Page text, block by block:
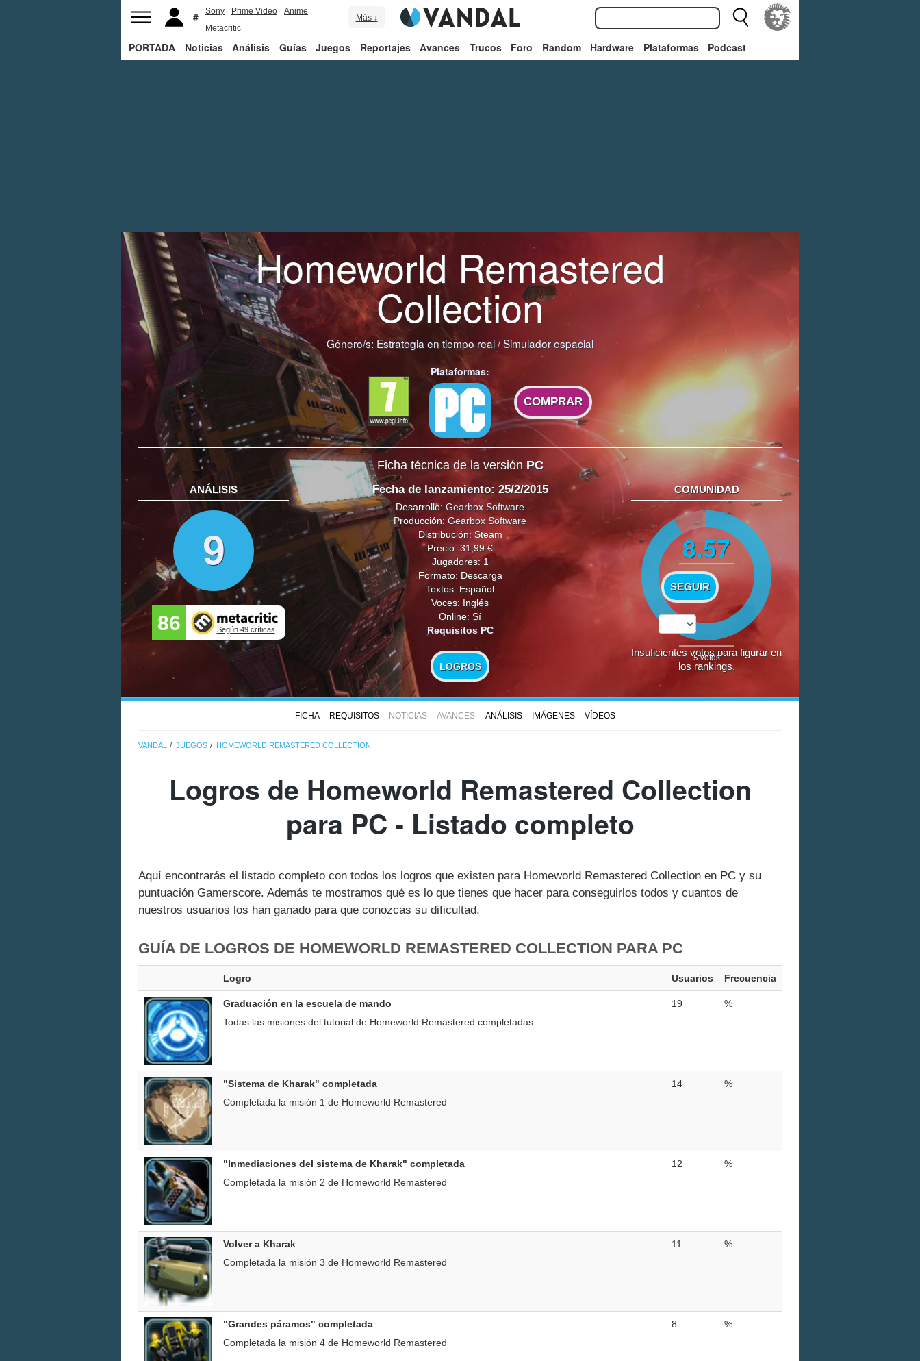
Sony Prime Video
Anime
Metacritic
Más ↓
PORTADA Noticias Análisis Guías Juegos Reportajes Avances Trucos Foro Random Hardware Plataformas Podcast
Homeworld Remastered
Collection
Género/s: Estrategia en tiempo real/Simulador espacial
Plataformas:
COMPRAR
Ficha técnica de la versión PC
ANÁLISIS
9
86 Según 49 críticas
Fecha de lanzamiento: 25/2/2015
Desarrollo: Gearbox Software
Producción: Gearbox Software
Distribución: Steam
Precio: 31,99 €
Jugadores: 1
Formato: Descarga
Textos: Español
Voces: Inglés
Online: Sí
Requisitos PC
LOGROS
COMUNIDAD
8.57
SEGUIR
5votos
Insuficientes votos para figurar en
los rankings.
FICHA REQUISITOS NOTICIAS AVANCES ANÁLISIS IMÁGENES VÍDEOS
VANDAL JUEGOS HOMEWORLD REMASTERED COLLECTION
Logros de Homeworld Remastered Collection
para PC - Listado completo
Aquí encontrarás el listado completo con todos los logros que existen para Homeworld Remastered Collection en PC y su
puntuación Gamerscore. Además te mostramos qué es lo que tienes que hacer para conseguirlos todos y cuantos de
nuestros usuarios los han ganado para que conozcas su dificultad.
GUÍA DE LOGROS DE HOMEWORLD REMASTERED COLLECTION PARA PC
Logro Usuarios Frecuencia
Graduación en la escuela de mando
Todas las misiones del tutorial de Homeworld Remastered completadas
19 %
"Sistema de Kharak" completada
Completada la misión 1 de Homeworld Remastered
14 %
"Inmediaciones del sistema de Kharak" completada
Completada la misión 2 de Homeworld Remastered
12 %
Volver a Kharak
Completada la misión 3 de Homeworld Remastered
11 %
"Grandes páramos" completada
Completada la misión 4 de Homeworld Remastered
8 %